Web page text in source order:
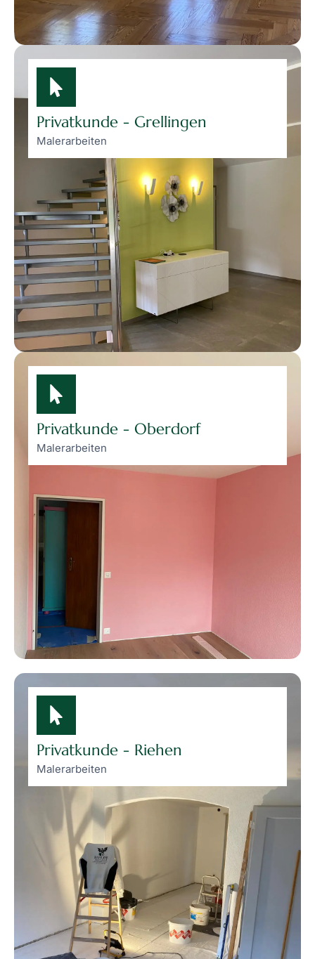
Privatkunde - Grellingen
Malerarbeiten
Privatkunde - Oberdorf
Malerarbeiten
Privatkunde - Riehen
Malerarbeiten